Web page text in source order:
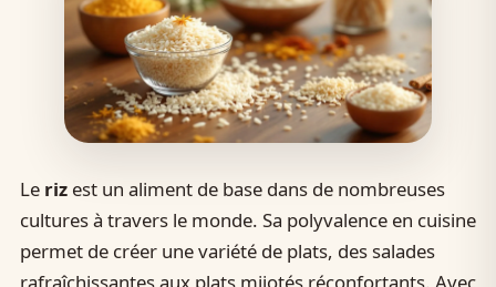
Le rizest un aliment de base dans de nombreuses
cultures à travers le monde. Sa polyvalence en cuisine
permet de créer une variété de plats, des salades